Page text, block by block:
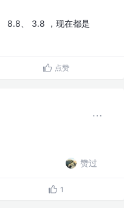
8.8、 3.8 ，现在都是
点赞
赞过
1